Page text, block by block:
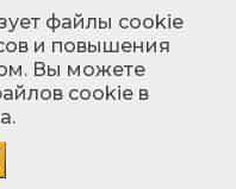
файлы cookie
и повышения
Вы можете
cookie в